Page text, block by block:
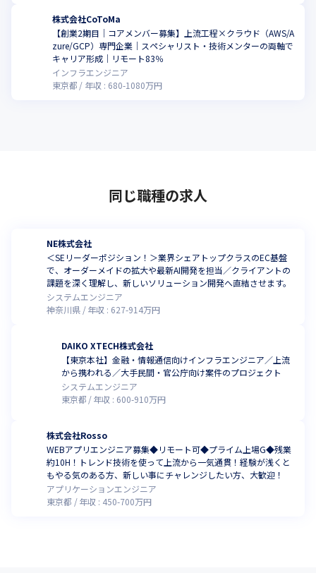
を前提としたアプリケーション開発を支援しています。
コンテナ、サーバレス、CI/CD、IaC、監視・ログ設計、セキュリ
ティ設計などを組み合わせ、スケーラブルで運用しやすいシステ
ムを構築します。
バックエンド開発だけでなく、クラウド基盤やインフラとの接続
開発エンジニアにとっても、ただコードを書くのではなく、なぜ
その機能が必要なのか、どの業務を改善するのか、どのように使
われるのかを理解することが重要になります。
CoToMaでは、業務アプリケーション開発、AI開発、Cloud＆IT
Suite、CoChatなどを通じて、業務理解、設計力、開発力、クラ
株式会社CoToMa
【創業2期目｜コアメンバー募集】上流工程×クラウド（AWS/A
zure/GCP）専門企業｜スペシャリスト・技術メンターの両軸で
キャリア形成｜リモート83％
インフラエンジニア
東京都
年収 : 680-1080万円
同じ職種の求人
NE株式会社
＜SEリーダーポジション！＞業界シェアトップクラスのEC基盤
で、オーダーメイドの拡大や最新AI開発を担当／クライアントの
課題を深く理解し、新しいソリューション開発へ直結させます。
システムエンジニア
神奈川県
年収 : 627-914万円
DAIKO XTECH株式会社
【東京本社】金融・情報通信向けインフラエンジニア／上流
から携われる／大手民間・官公庁向け案件のプロジェクト
システムエンジニア
東京都
年収 : 600-910万円
株式会社Rosso
WEBアプリエンジニア募集◆リモート可◆プライム上場G◆残業
約10H！トレンド技術を使って上流から一気通貫！経験が浅くと
もやる気のある方、新しい事にチャレンジしたい方、大歓迎！
アプリケーションエンジニア
東京都
年収 : 450-700万円